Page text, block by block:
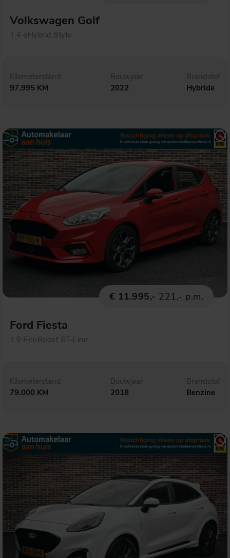
Volkswagen Golf
1.4 eHybrid Style
Kilometerstand
97.995 KM
Bouwjaar
2022
Brandstof
Hybride
€ 11.995,- 221,- p.m.
Ford Fiesta
1.0 EcoBoost ST-Line
Kilometerstand
79.000 KM
Bouwjaar
2018
Brandstof
Benzine